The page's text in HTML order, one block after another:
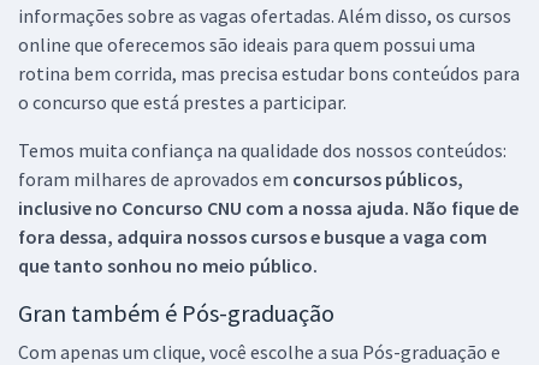
informações sobre as vagas ofertadas. Além disso, os cursos
online que oferecemos são ideais para quem possui uma
rotina bem corrida, mas precisa estudar bons conteúdos para
o concurso que está prestes a participar.
Temos muita confiança na qualidade dos nossos conteúdos:
foram milhares de aprovados em concursos públicos,
inclusive no Concurso CNU com a nossa ajuda. Não fique de
fora dessa, adquira nossos cursos e busque a vaga com
que tanto sonhou no meio público.
Gran também é Pós-graduação
Com apenas um clique, você escolhe a sua Pós-graduação e